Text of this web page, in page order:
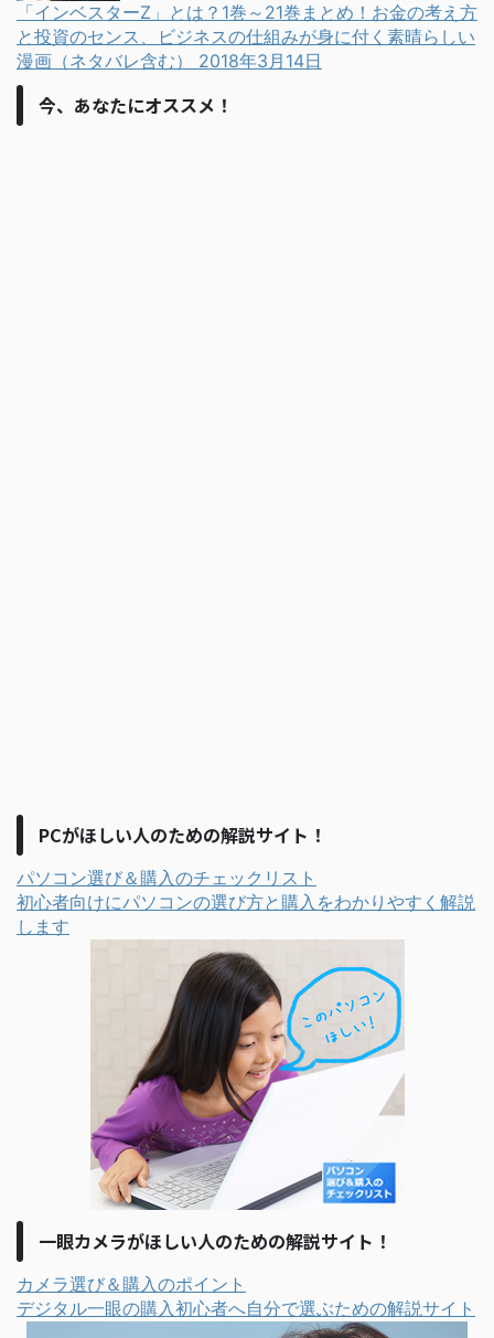
「インベスターZ」とは？1巻～21巻まとめ！お金の考え方
と投資のセンス、ビジネスの仕組みが身に付く素晴らしい
漫画（ネタバレ含む） 2018年3月14日
今、あなたにオススメ！
PCがほしい人のための解説サイト！
パソコン選び＆購入のチェックリスト
初心者向けにパソコンの選び方と購入をわかりやすく解説
します
一眼カメラがほしい人のための解説サイト！
カメラ選び＆購入のポイント
デジタル一眼の購入初心者へ自分で選ぶための解説サイト